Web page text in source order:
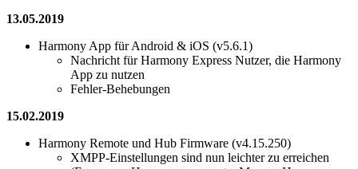
13.05.2019
Harmony App für Android & iOS (v5.6.1)
Nachricht für Harmony Express Nutzer, die Harmony
App zu nutzen
Fehler-Behebungen
15.02.2019
Harmony Remote und Hub Firmware (v4.15.250)
XMPP-Einstellungen sind nun leichter zu erreichen